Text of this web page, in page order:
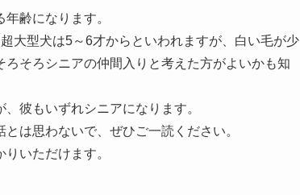
齢になります。
大型犬は5～6才からといわれますが、白い毛が少
そろシニアの仲間入りと考えた方がよいかも知
彼もいずれシニアになります。
は思わないで、ぜひご一読ください。
いただけます。